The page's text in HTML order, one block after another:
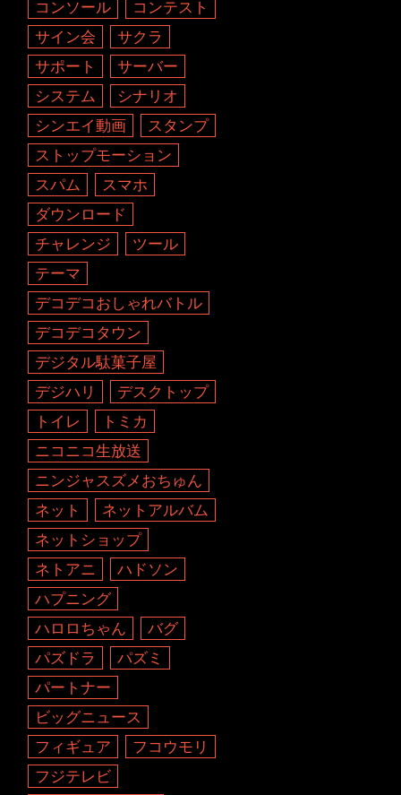
コンソール
コンテスト
サイン会
サクラ
サポート
サーバー
システム
シナリオ
シンエイ動画
スタンプ
ストップモーション
スパム
スマホ
ダウンロード
チャレンジ
ツール
テーマ
デコデコおしゃれバトル
デコデコタウン
デジタル駄菓子屋
デジハリ
デスクトップ
トイレ
トミカ
ニコニコ生放送
ニンジャスズメおちゅん
ネット
ネットアルバム
ネットショップ
ネトアニ
ハドソン
ハプニング
ハロロちゃん
バグ
パズドラ
パズミ
パートナー
ビッグニュース
フィギュア
フコウモリ
フジテレビ